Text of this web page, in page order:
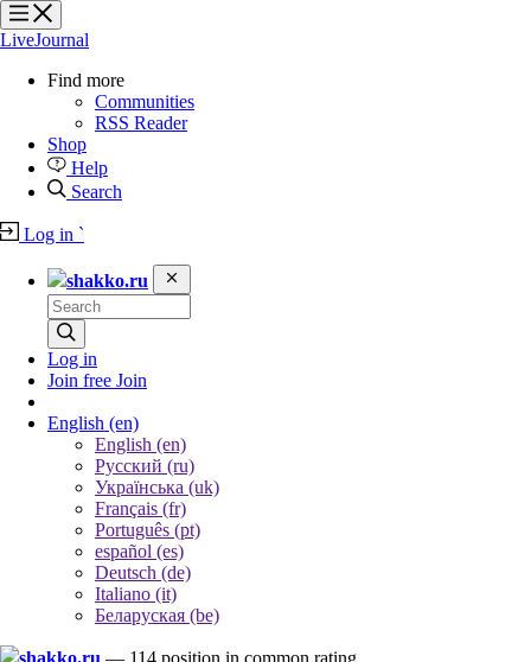
?
?
?
?
LiveJournal
Find more
Communities
RSS Reader
Shop
Help
Search
Log in `
shakko.ru
Log in
Join free Join
English (en)
English (en)
Русский (ru)
Українська (uk)
Français (fr)
Português (pt)
español (es)
Deutsch (de)
Italiano (it)
Беларуская (be)
shakko.ru — 114 position in common rating